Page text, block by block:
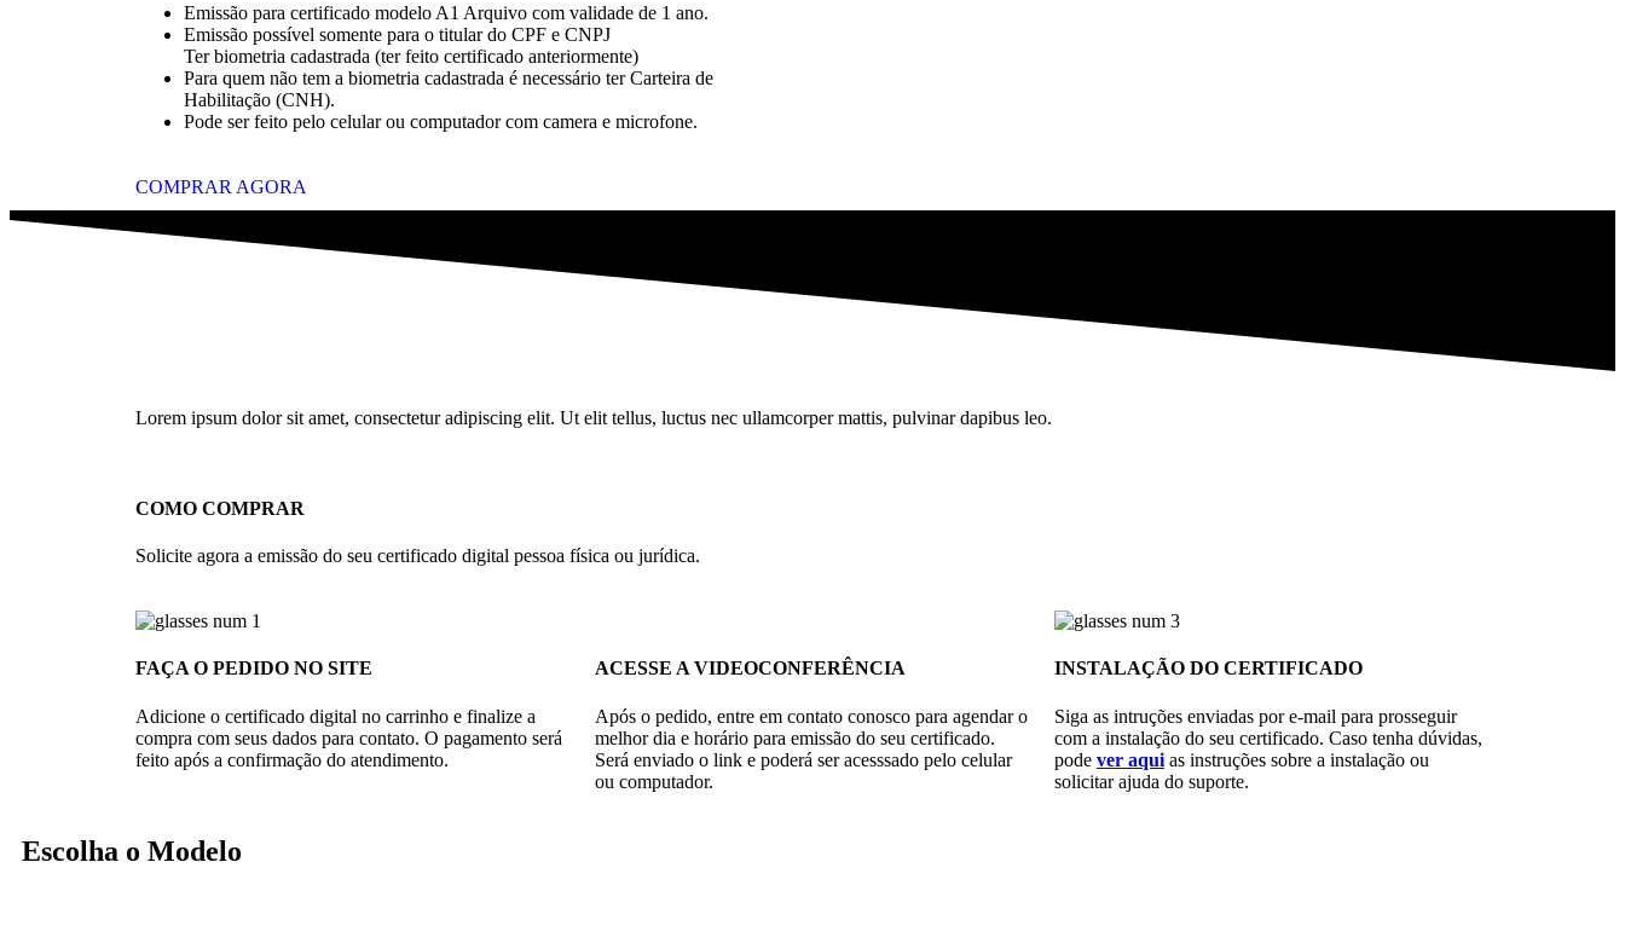
Emissão para certificado modelo A1 Arquivo com validade de 1 ano.
Emissão possível somente para o titular do CPF e CNPJ
Ter biometria cadastrada (ter feito certificado anteriormente)
Para quem não tem a biometria cadastrada é necessário ter Carteira de
Habilitação (CNH).
Pode ser feito pelo celular ou computador com camera e microfone.
COMPRAR AGORA
Lorem ipsum dolor sit amet, consectetur adipiscing elit. Ut elit tellus, luctus nec ullamcorper mattis, pulvinar dapibus leo.
COMO COMPRAR
Solicite agora a emissão do seu certificado digital pessoa física ou jurídica.
FAÇA O PEDIDO NO SITE
Adicione o certificado digital no carrinho e finalize a
compra com seus dados para contato. O pagamento será
feito após a confirmação do atendimento.
ACESSE A VIDEOCONFERÊNCIA
Após o pedido, entre em contato conosco para agendar o
melhor dia e horário para emissão do seu certificado.
Será enviado o link e poderá ser acesssado pelo celular
ou computador.
INSTALAÇÃO DO CERTIFICADO
Siga as intruções enviadas por e-mail para prosseguir
com a instalação do seu certificado. Caso tenha dúvidas,
pode ver aqui as instruções sobre a instalação ou
solicitar ajuda do suporte.
Escolha o Modelo